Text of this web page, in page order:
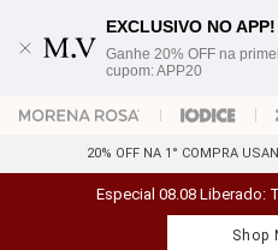
EXCLUSIVO NO APP!
Ganhe 20% OFF na
cupom: APP20
20% OFF NA 1° COMPRA
Especial 08.08 Liberado:
Shop